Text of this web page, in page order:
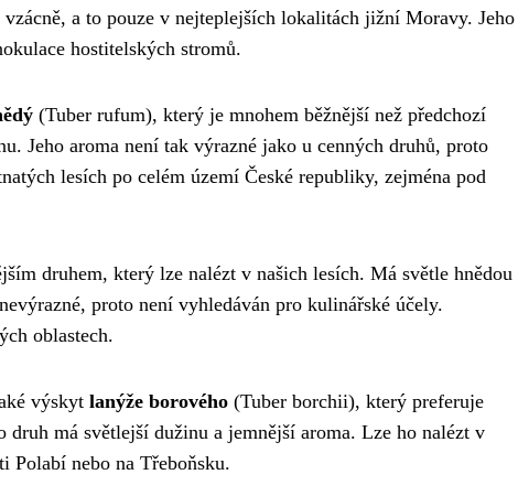
a to pouze v nejteplejších lokalitách jižní Moravy. Jeho
hostitelských stromů.
(Tuber rufum), který je mnohem běžnější než předchozí
Jeho aroma není tak výrazné jako u cenných druhů, proto
lesích po celém území České republiky, zejména pod
druhem, který lze nalézt v našich lesích. Má světle hnědou
proto není vyhledáván pro kulinářské účely.
oblastech.
výskyt lanýže borového (Tuber borchii), který preferuje
má světlejší dužinu a jemnější aroma. Lze ho nalézt v
Polabí nebo na Třeboňsku.